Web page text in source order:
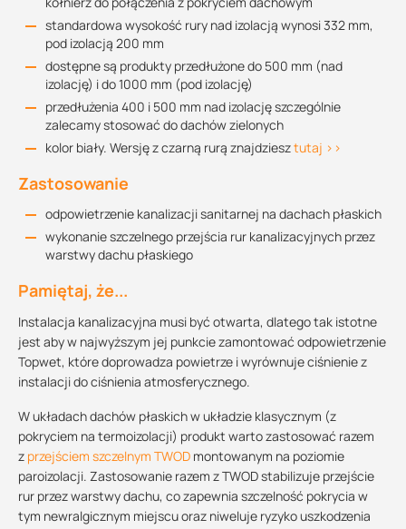
standardowa wysokość rury nad izolacją wynosi 332 mm,
pod izolacją 200 mm
dostępne są produkty przedłużone do 500 mm (nad
izolację) i do 1000 mm (pod izolację)
przedłużenia 400 i 500 mm nad izolację szczególnie
zalecamy stosować do dachów zielonych
kolor biały. Wersję z czarną rurą znajdziesztutaj >>
Zastosowanie
odpowietrzenie kanalizacji sanitarnej na dachach płaskich
wykonanie szczelnego przejścia rur kanalizacyjnych przez
warstwy dachu płaskiego
Pamiętaj, że...
Instalacja kanalizacyjna musi być otwarta, dlatego tak istotne
jest aby w najwyższym jej punkcie zamontować odpowietrzenie
Topwet, które doprowadza powietrze i wyrównuje ciśnienie z
instalacji do ciśnienia atmosferycznego.
W układach dachów płaskich w układzie klasycznym (z
pokryciem na termoizolacji) produkt warto zastosować razem
z przejściem szczelnym TWOD montowanym na poziomie
paroizolacji. Zastosowanie razem z TWOD stabilizuje przejście
rur przez warstwy dachu, co zapewnia szczelność pokrycia w
tym newralgicznym miejscu oraz niweluje ryzyko uszkodzenia